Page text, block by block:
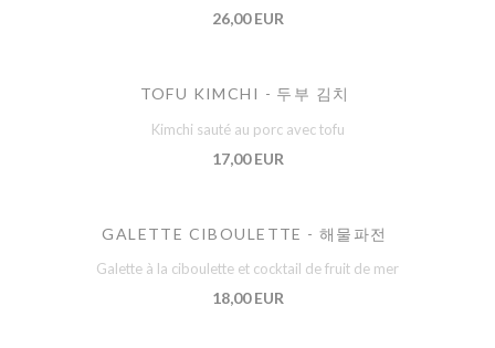
26,00 EUR
TOFU KIMCHI - 두부 김치
Kimchi sauté au porc avec tofu
17,00 EUR
GALETTE CIBOULETTE - 해물파전
Galette à la ciboulette et cocktail de fruit de mer
18,00 EUR